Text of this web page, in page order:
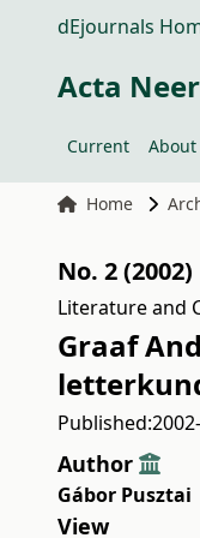
dEjournals
Acta
Current About
Home
No. 2 (2002)
Literature and
Graaf
Published:
Author
Gábor Pusztai
View